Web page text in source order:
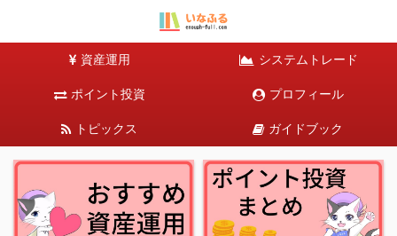
資産運用 システムトレード
ポイント投資 プロフィール
トピックス ガイドブック